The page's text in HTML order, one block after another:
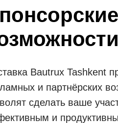
Bautrux Tashkent
и партнёрских
сделать ваше
и